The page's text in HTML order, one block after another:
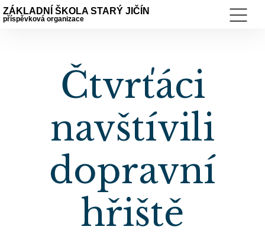
ZÁKLADNÍ ŠKOLA STARÝ JIČÍN
příspěvková organizace
Čtvrťáci
navštívili
dopravní
hřiště